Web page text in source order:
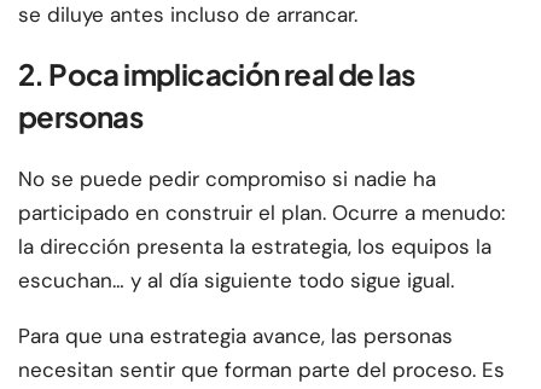
se diluye antes incluso de arrancar.
2. Poca implicación real de las
personas
No se puede pedir compromiso si nadie ha
participado en construir el plan. Ocurre a menudo:
la dirección presenta la estrategia, los equipos la
escuchan… y al día siguiente todo sigue igual.
Para que una estrategia avance, las personas
necesitan sentir que forman parte del proceso. Es